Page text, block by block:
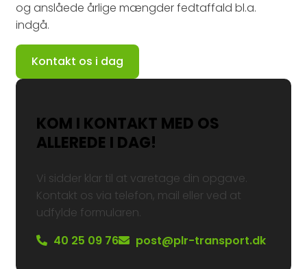
og anslåede årlige mængder fedtaffald bl.a.
indgå.​
Kontakt os i dag
KOM I KONTAKT MED OS
ALLEREDE I DAG!
Vi sidder klar til at varetage din opgave.
Kontakt os via telefon, mail eller ved at
udfylde formularen.
40 25 09 76
post@plr-transport.dk